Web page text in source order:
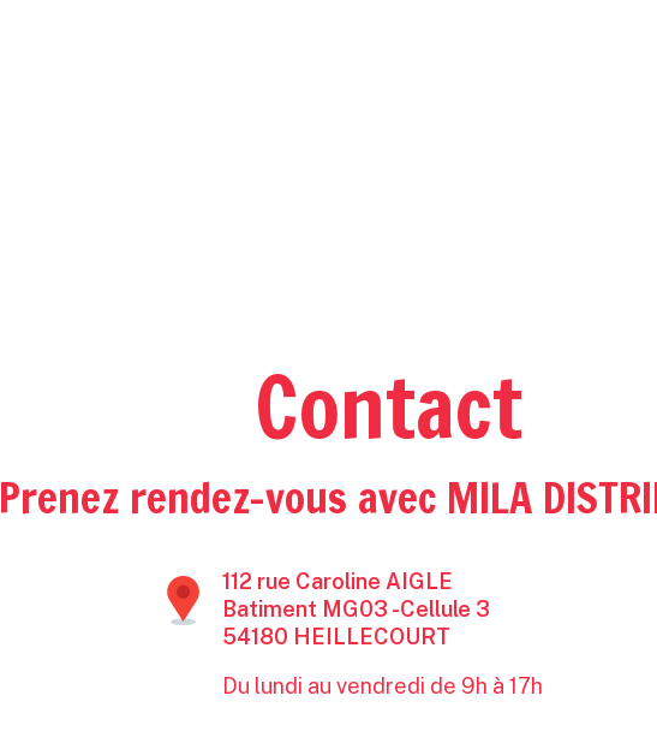
Contact
Prenez rendez-vous avec MILA
112 rue Caroline AIGLE
Batiment MG03 -Cellule 3
54180 HEILLECOURT
Du lundi au vendredi de 9h à 17h